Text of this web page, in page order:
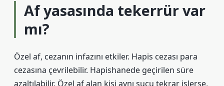
Af yasasında tekerrür var
mı?
Özel af, cezanın infazını etkiler. Hapis cezası para
cezasına çevrilebilir. Hapishanede geçirilen süre
azaltılabilir. Özel af alan kişi aynı suçu tekrar işlerse,